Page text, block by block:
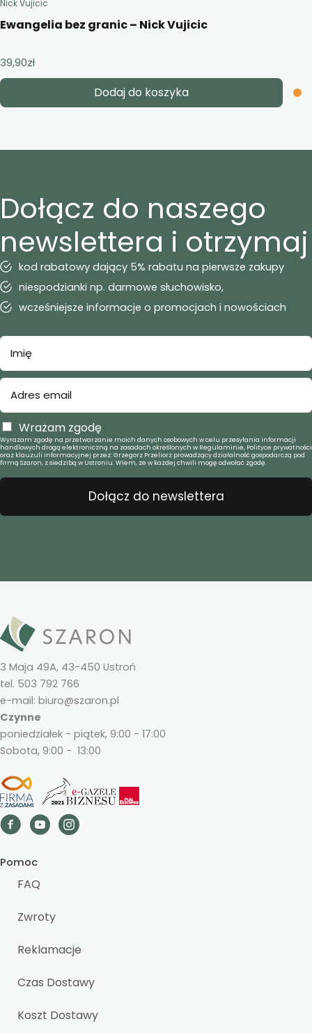
Nick Vujicic
Ewangelia bez granic – Nick Vujicic
39,90zł
Dodaj do koszyka
Dołącz do naszego
newslettera i otrzymaj
kod rabatowy dający 5% rabatu na pierwsze zakupy
niespodzianki np. darmowe słuchowisko,
wcześniejsze informacje o promocjach i nowościach
Wrażam zgodę
Wyrażam zgodę na przetwarzanie moich danych osobowych w celu przesyłania informacji
handlowych drogą elektroniczną na zasadach określonych w Regulaminie, Polityce prywatności
oraz klauzuli informacyjnej przez: Grzegorz Przeliorz prowadzący działalność gospodarczą pod
firmą Szaron, z siedzibą w Ustroniu. Wiem, że w każdej chwili mogę odwołać zgodę.
Dołącz do newslettera
3 Maja 49A, 43-450 Ustroń
tel. 503 792 766
e-mail: biuro@szaron.pl
Czynne
poniedziałek - piątek, 9:00 - 17:00
Sobota, 9:00 - 13:00
Pomoc
FAQ
Zwroty
Reklamacje
Czas Dostawy
Koszt Dostawy